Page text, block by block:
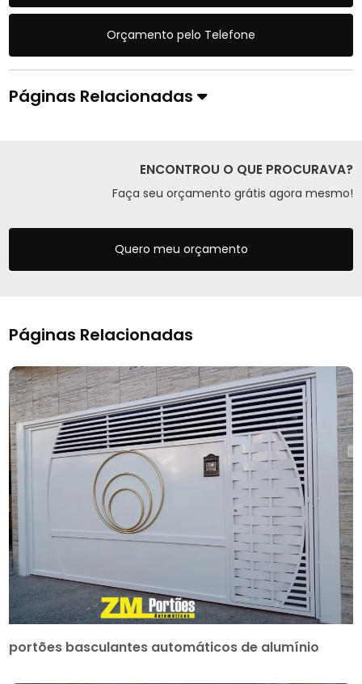
Orçamento pelo Telefone
Páginas Relacionadas
ENCONTROU O QUE PROCURAVA?
Faça seu orçamento grátis agora mesmo!
Quero meu orçamento
Páginas Relacionadas
portões basculantes automáticos de alumínio